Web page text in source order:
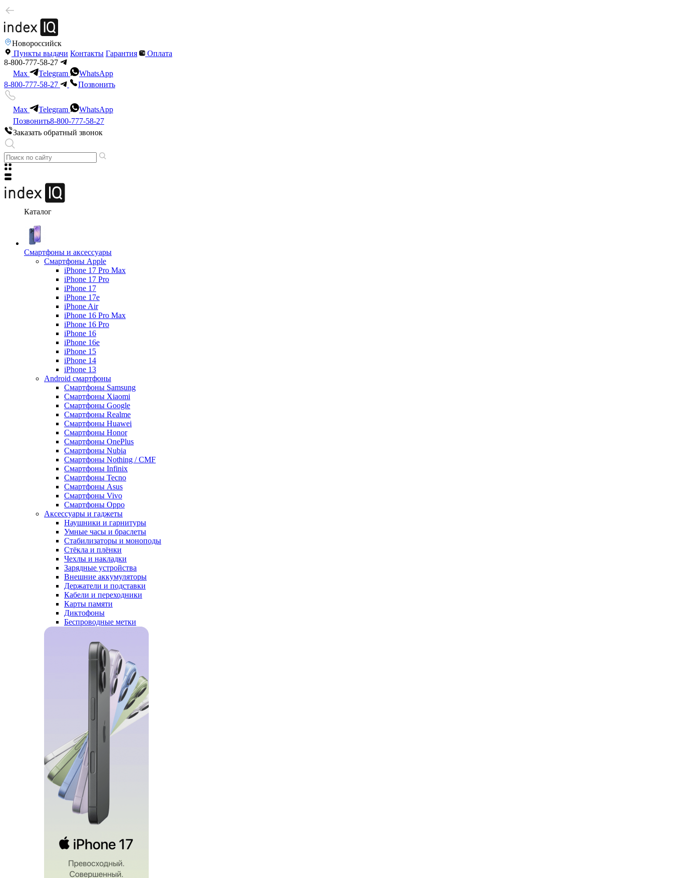
Новороссийск
Пункты выдачи Контакты Гарантия
Оплата
8-800-777-58-27
Max
Telegram
WhatsApp
8-800-777-58-27
Позвонить
Max Telegram
WhatsApp
Позвонить8-800-777-58-27
Заказать обратный звонок
Каталог
Смартфоны и аксессуары
Смартфоны Apple
iPhone 17 Pro Max
iPhone 17 Pro
iPhone 17
iPhone 17e
iPhone Air
iPhone 16 Pro Max
iPhone 16 Pro
iPhone 16
iPhone 16e
iPhone 15
iPhone 14
iPhone 13
Android cмартфоны
Смартфоны Samsung
Смартфоны Xiaomi
Смартфоны Google
Смартфоны Realme
Смартфоны Huawei
Смартфоны Honor
Смартфоны OnePlus
Смартфоны Nubia
Смартфоны Nothing / CMF
Смартфоны Infinix
Смартфоны Tecno
Смартфоны Asus
Смартфоны Vivo
Смартфоны Oppo
Аксессуары и гаджеты
Наушники и гарнитуры
Умные часы и браслеты
Стабилизаторы и моноподы
Стёкла и плёнки
Чехлы и накладки
Зарядные устройства
Внешние аккумуляторы
Держатели и подставки
Кабели и переходники
Карты памяти
Диктофоны
Беспроводные метки